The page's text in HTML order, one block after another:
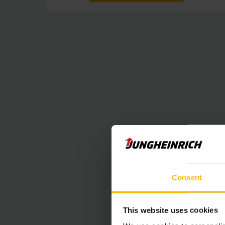
Consent
This website uses cookies
Effiziente